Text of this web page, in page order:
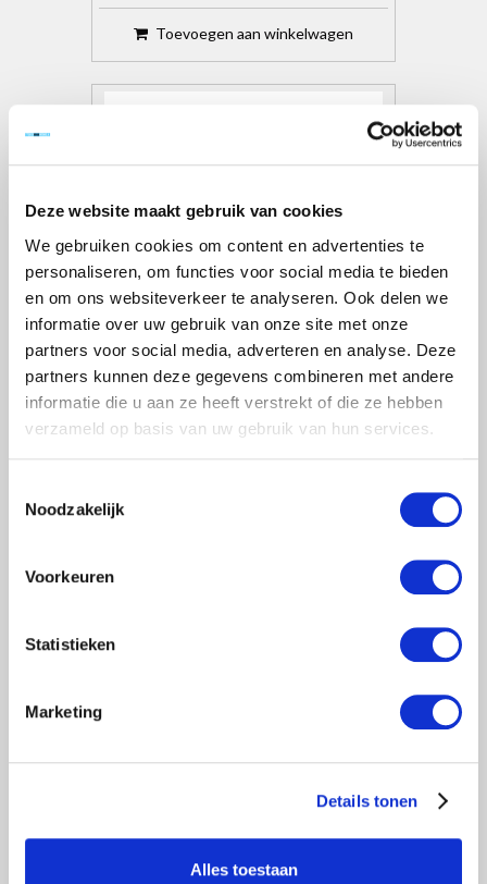
Deze website maakt gebruik van cookies
We gebruiken cookies om content en advertenties te
personaliseren, om functies voor social media te bieden
en om ons websiteverkeer te analyseren. Ook delen we
informatie over uw gebruik van onze site met onze
partners voor social media, adverteren en analyse. Deze
partners kunnen deze gegevens combineren met andere
informatie die u aan ze heeft verstrekt of die ze hebben
verzameld op basis van uw gebruik van hun services.
Noodzakelijk
Voorkeuren
Statistieken
Marketing
Details tonen
Alles toestaan
Toevoegen aan winkelwagen
WERKBRUG 8 METER
Kamersteigers